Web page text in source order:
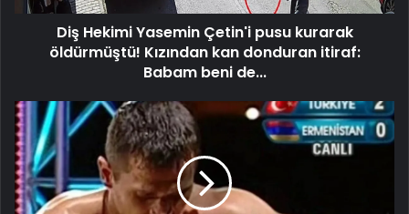
kan
donduran
de...
Diş Hekimi Yasemin Çetin'i pusu kurarak
öldürmüştü! Kızından kan donduran itiraf:
Babam beni de...
Zeytinburnu'da
cami
görevlisini
hastanelik
eden
Dünya